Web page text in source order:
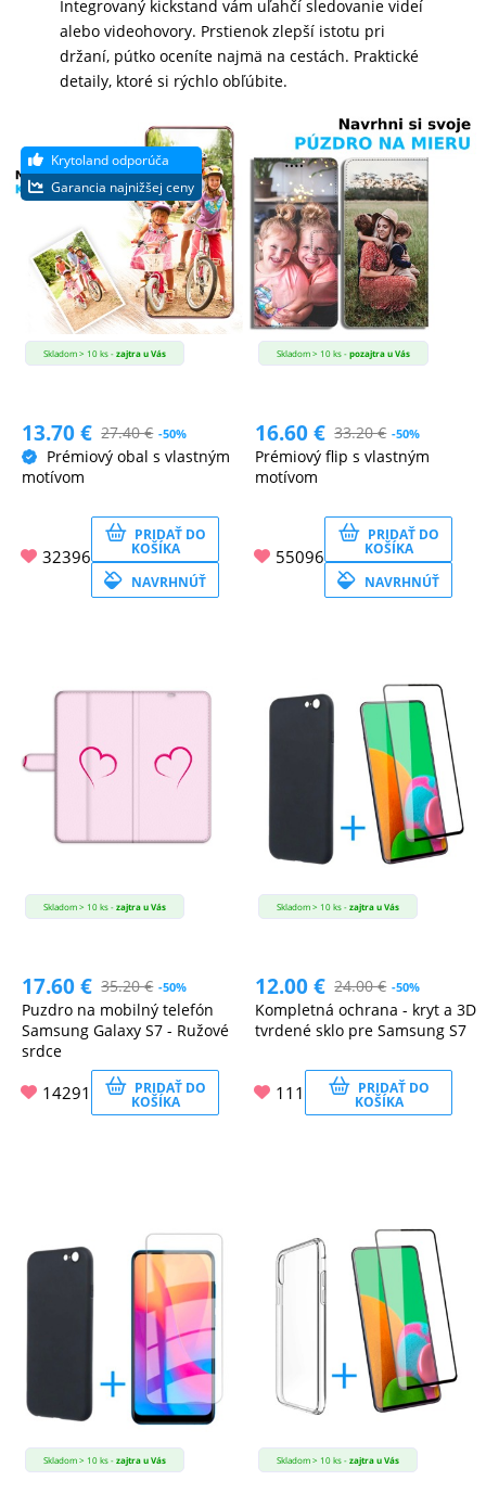
Integrovaný kickstand vám uľahčí sledovanie videí
alebo videohovory. Prstienok zlepší istotu pri
držaní, pútko oceníte najmä na cestách. Praktické
detaily, ktoré si rýchlo obľúbite.
Skladom > 10 ks -zajtra u Vás
13.70€ 27.40€ -50%
Prémiový obal s vlastným
motívom
32396
PRIDAŤ DO
KOŠÍKA
NAVRHNÚŤ
Skladom > 10 ks -pozajtra u Vás
16.60€ 33.20€ -50%
Prémiový flip s vlastným
motívom
55096
PRIDAŤ DO
KOŠÍKA
NAVRHNÚŤ
Skladom > 10 ks -zajtra u Vás
17.60€ 35.20€ -50%
Puzdro na mobilný telefón
Samsung Galaxy S7 - Ružové
srdce
14291 PRIDAŤ DO
KOŠÍKA
Skladom > 10 ks -zajtra u Vás
12.00€ 24.00€ -50%
Kompletná ochrana - kryt a 3D
tvrdené sklo pre Samsung S7
111 PRIDAŤ DO
KOŠÍKA
Skladom > 10 ks -zajtra u Vás Skladom > 10 ks -zajtra u Vás